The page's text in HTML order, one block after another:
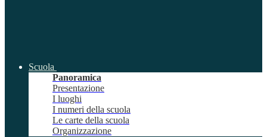
Scuola
Panoramica
Presentazione
I luoghi
I numeri della scuola
Le carte della scuola
Organizzazione